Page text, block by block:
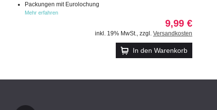
Packungen mit Eurolochung
Mehr erfahren
9,99 €
inkl. 19% MwSt. zzgl. Versandkosten
In den Warenkorb